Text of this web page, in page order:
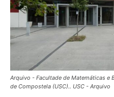
Arquivo - Facultade de Matemáticas e
de Compostela (USC).. USC - Arquivo